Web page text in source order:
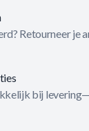
Retourneer je
bij